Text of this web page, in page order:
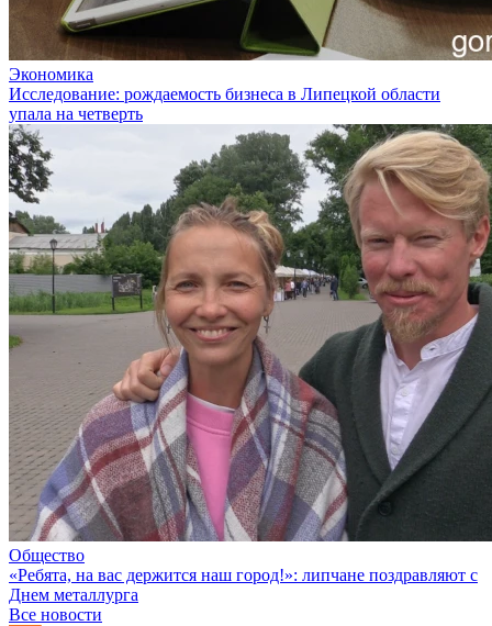
Экономика
Исследование: рождаемость бизнеса в Липецкой области
упала на четверть
Общество
«Ребята, на вас держится наш город!»: липчане поздравляют с
Днем металлурга
Все новости